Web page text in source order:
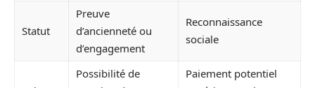
Statut
Preuve
d’ancienneté ou
d’engagement
Reconnaissance
sociale
Possibilité de
Paiement potentiel